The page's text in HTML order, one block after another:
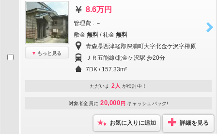
もっと見る
8.6万円
管理費 : －
敷金 無料 / 礼金 無料
青森県西津軽郡深浦町大字北金ケ沢字榊原
ＪＲ五能線/北金ケ沢駅 歩20分
7DK / 157.33m²
ただいま 2人 が検討中！
対象者全員に 20,000 円 キャッシュバック!
お気に入りに追加 詳細を見る